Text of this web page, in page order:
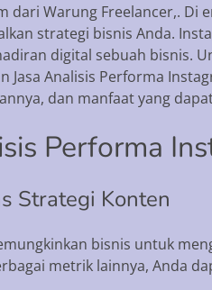
dari Warung Freelancer,.
strategi bisnis Anda.
digital sebuah bisnis.
Jasa Analisis Performa
dan manfaat yang
Performa
Strategi Konten
bisnis untuk
metrik lainnya, Anda